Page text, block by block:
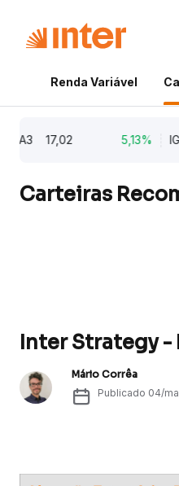
Renda Variável
17,02 5,13% IGTI11
Carteiras
Inter Strategy -
Mário Corrêa
Publicado 04/